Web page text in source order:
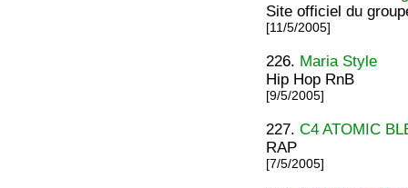
Site officiel du
[11/5/2005]
226. Maria Style
Hip Hop RnB
[9/5/2005]
227.C4 ATOMIC
RAP
[7/5/2005]